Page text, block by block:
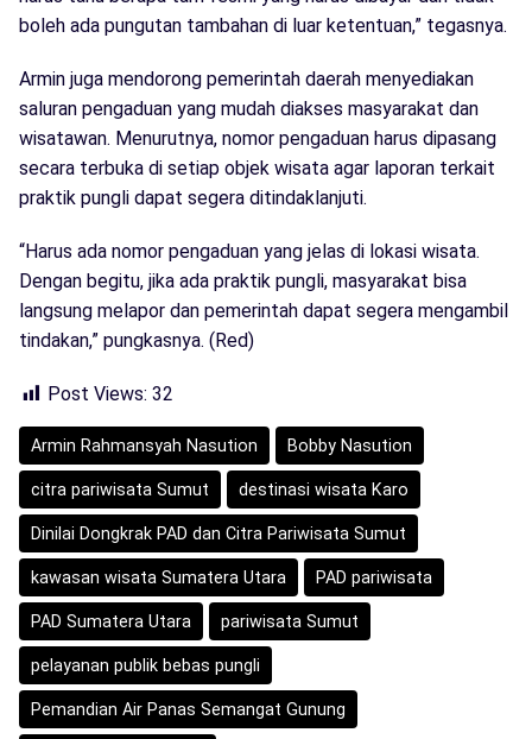
boleh ada pungutan tambahan di luar ketentuan,” tegasnya.
Armin juga mendorong pemerintah daerah menyediakan
saluran pengaduan yang mudah diakses masyarakat dan
wisatawan. Menurutnya, nomor pengaduan harus dipasang
secara terbuka di setiap objek wisata agar laporan terkait
praktik pungli dapat segera ditindaklanjuti.
“Harus ada nomor pengaduan yang jelas di lokasi wisata.
Dengan begitu, jika ada praktik pungli, masyarakat bisa
langsung melapor dan pemerintah dapat segera mengambil
tindakan,” pungkasnya. (Red)
Post Views: 32
Armin Rahmansyah Nasution Bobby Nasution
citra pariwisata Sumut destinasi wisata Karo
Dinilai Dongkrak PAD dan Citra Pariwisata Sumut
kawasan wisata Sumatera Utara PAD pariwisata
PAD Sumatera Utara pariwisata Sumut
pelayanan publik bebas pungli
Pemandian Air Panas Semangat Gunung